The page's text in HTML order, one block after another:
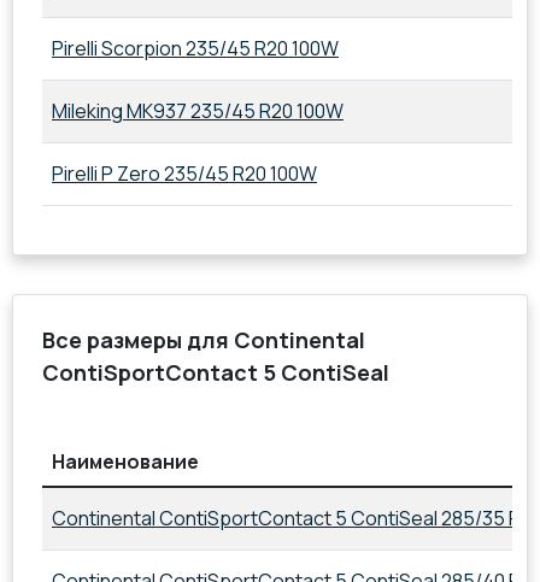
Pirelli Scorpion 235/45 R20 100W
Mileking MK937 235/45 R20 100W
Pirelli P Zero 235/45 R20 100W
Все размеры для Continental
ContiSportContact 5 ContiSeal
Наименование
Continental ContiSportContact 5 ContiSeal 285/35 R21